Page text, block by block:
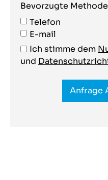
Bevorzugte
Telefon
E-mail
Ich stimme dem
und
Anfrage